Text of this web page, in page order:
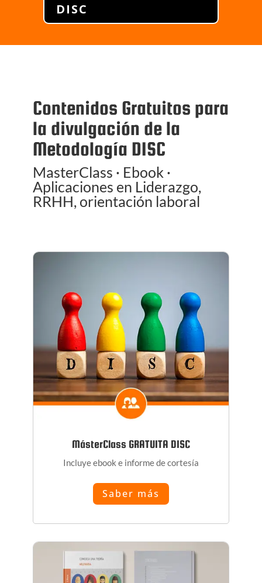
DISC
Contenidos Gratuitos para
la divulgación de la
Metodología DISC
MasterClass · Ebook ·
Aplicaciones en Liderazgo,
RRHH, orientación laboral
MásterClass GRATUITA DISC
Incluye ebook e informe de cortesía
Saber más